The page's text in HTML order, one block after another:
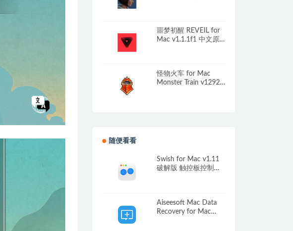
噩梦初醒 REVEIL for
Mac v1.1.1f1 中文原
怪物火车 for Mac
Monster Train v12924
随便看看
Swish for Mac v1.11
破解版 触控板控制窗
Aiseesoft Mac Data
Recovery for Mac